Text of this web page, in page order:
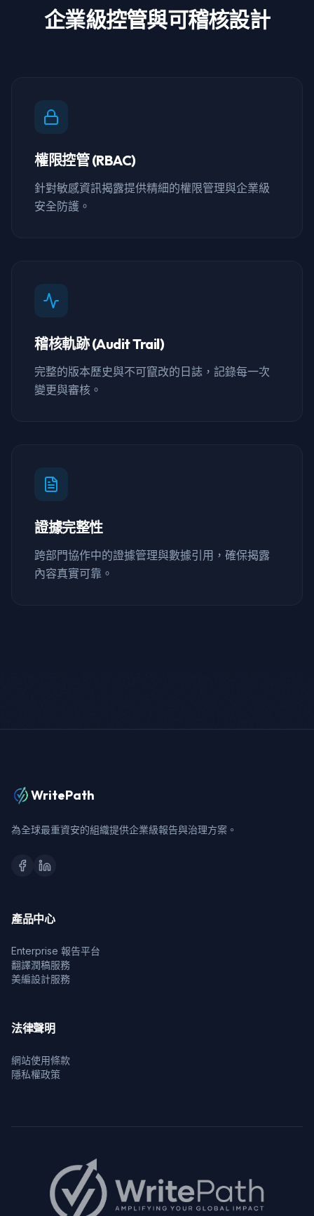
企業級控管與可稽核設計
權限控管 (RBAC)
針對敏感資訊揭露提供精細的權限管理與企業級
安全防護。
稽核軌跡 (Audit Trail)
完整的版本歷史與不可竄改的日誌，記錄每一次
變更與審核。
證據完整性
跨部門協作中的證據管理與數據引用，確保揭露
內容真實可靠。
WritePath
為全球最重資安的組織提供企業級報告與治理方案。
產品中心
Enterprise 報告平台
翻譯潤稿服務
美編設計服務
法律聲明
網站使用條款
隱私權政策